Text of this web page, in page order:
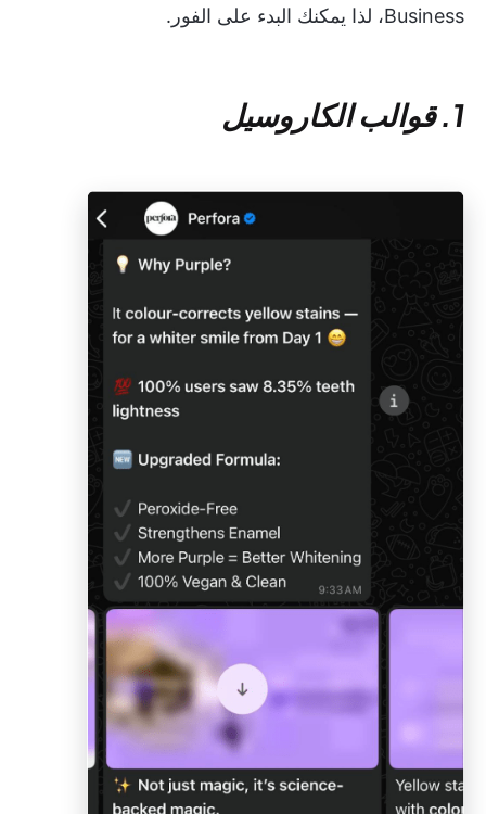
Business، لذا يمكنك البدء على الفور.
1. قوالب الكاروسيل